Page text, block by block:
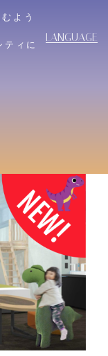
よう
ィに
LANGUAGE